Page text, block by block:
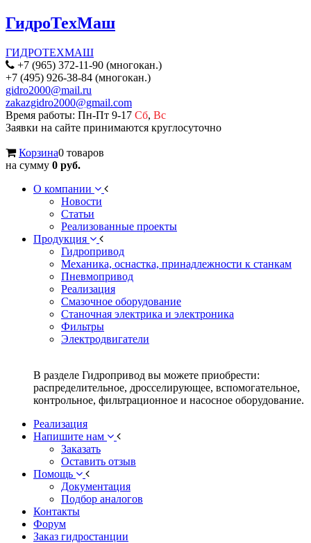
ГидроТехМаш
ГИДРОТЕХМАШ
+7 (965) 372-11-90 (многокан.)
+7 (495) 926-38-84 (многокан.)
gidro2000@mail.ru
zakazgidro2000@gmail.com
Время работы: Пн-Пт 9-17 Сб, Вс
Заявки на сайте принимаются круглосуточно
Корзина0 товаров
на сумму 0 руб.
О компании
Новости
Статьи
Реализованные проекты
Продукция
Гидропривод
Механика, оснастка, принадлежности к станкам
Пневмопривод
Реализация
Смазочное оборудование
Станочная электрика и электроника
Фильтры
Электродвигатели
В разделе Гидропривод вы можете приобрести:
распределительное, дросселирующее, вспомогательное,
контрольное, фильтрационное и насосное оборудование.
Реализация
Напишите нам
Заказать
Оставить отзыв
Помощь
Документация
Подбор аналогов
Контакты
Форум
Заказ гидростанции